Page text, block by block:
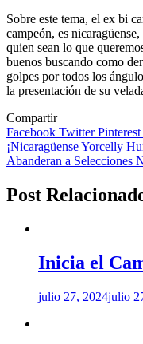
Sobre este tema, el ex bi
campeón, es
quien sean lo que
buenos buscando como
golpes por todos los
la presentación de su
Compartir
Facebook TwitterPinterest
Navegación
de
entradas
¡Nicaragüense Yorcelly
Abanderan a Selecciones
Post
Inicia el
julio 27, 2024julio